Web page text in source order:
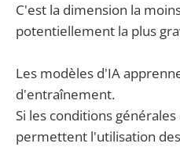
C'est la dimension la
potentiellement la plus
Les modèles d'IA
d'entraînement.
Si les conditions
permettent l'utilisation